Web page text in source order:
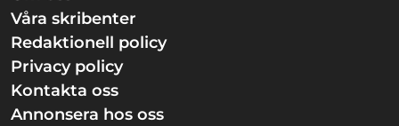
Våra skribenter
Redaktionell policy
Privacy policy
Kontakta oss
Annonsera hos oss